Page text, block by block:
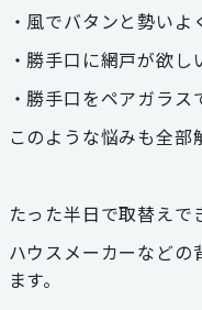
電話受
・風でバタンと勢いよ
・勝手口に網戸が欲し
・勝手口をペアガラス
このような悩みも全部
たった半日で取替え
ハウスメーカーなどの
ます。